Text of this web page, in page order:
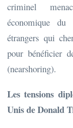
criminel
économique du
étrangers qui
pour bénéficier
(nearshoring).
Les tensions
Unis de Donald